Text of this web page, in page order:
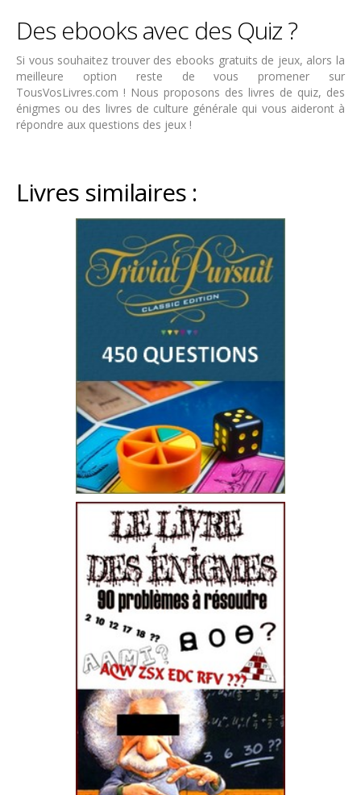
Des ebooks avec des Quiz ?
Si vous souhaitez trouver des ebooks gratuits de jeux, alors la
meilleure option reste de vous promener sur
TousVosLivres.com ! Nous proposons des livres de quiz, des
énigmes ou des livres de culture générale qui vous aideront à
répondre aux questions des jeux !
Livres similaires :